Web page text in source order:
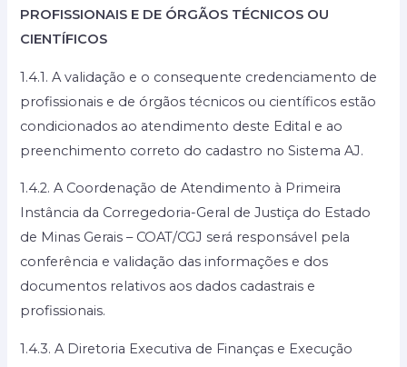
PROFISSIONAIS E DE ÓRGÃOS TÉCNICOS OU
CIENTÍFICOS
1.4.1. A validação e o consequente credenciamento de
profissionais e de órgãos técnicos ou científicos estão
condicionados ao atendimento deste Edital e ao
preenchimento correto do cadastro no Sistema AJ.
1.4.2. A Coordenação de Atendimento à Primeira
Instância da Corregedoria-Geral de Justiça do Estado
de Minas Gerais – COAT/CGJ será responsável pela
conferência e validação das informações e dos
documentos relativos aos dados cadastrais e
profissionais.
1.4.3. A Diretoria Executiva de Finanças e Execução